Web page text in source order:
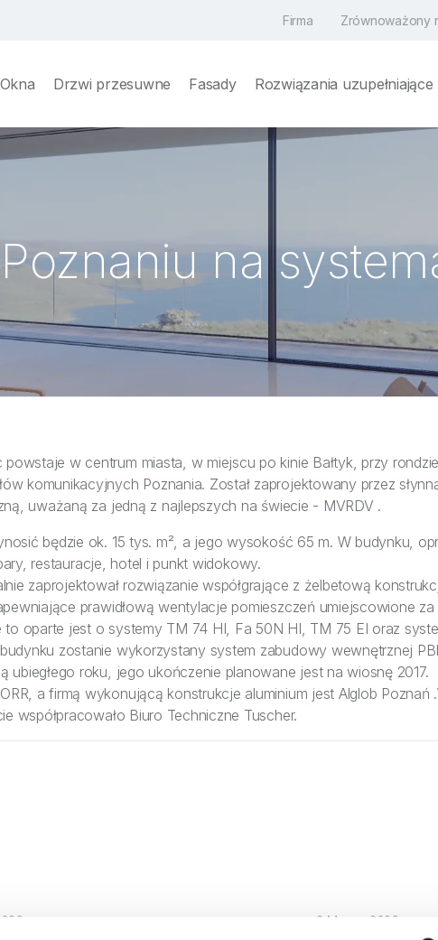
Firma Zrównoważony
Okna Drzwi przesuwne Fasady Rozwiązania uzupełniające
na
systemach YAWAL
w centrum miasta, w miejscu po kinie Bałtyk, przy rondzie
komunikacyjnych Poznania. Został zaprojektowany przez
uważaną za jedną z najlepszych na świecie - MVRDV .
będzie ok. 15 tys. m², a jego wysokość 65 m. W budynku,
restauracje, hotel i punkt widokowy.
zaprojektował rozwiązanie współgrające z żelbetową
prawidłową wentylacje pomieszczeń umiejscowione za
to oparte jest o systemy TM 74 HI, Fa 50N HI, TM 75 EI oraz
zostanie wykorzystany system zabudowy wewnętrznej
ubiegłego roku, jego ukończenie planowane jest na wiosnę 2017.
a firmą wykonującą konstrukcje aluminium jest Alglob Poznań
współpracowało Biuro Techniczne Tuscher.
3 Marca, 2026